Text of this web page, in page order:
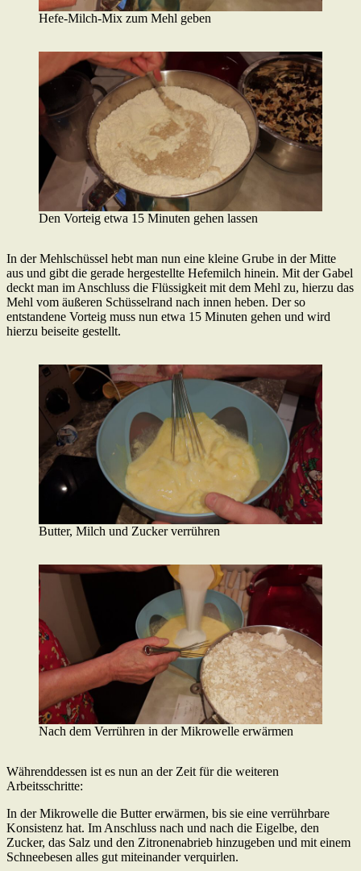
Hefe-Milch-Mix zum Mehl geben
Den Vorteig etwa 15 Minuten gehen lassen
In der Mehlschüssel hebt man nun eine kleine Grube in der Mitte
aus und gibt die gerade hergestellte Hefemilch hinein. Mit der Gabel
deckt man im Anschluss die Flüssigkeit mit dem Mehl zu, hierzu das
Mehl vom äußeren Schüsselrand nach innen heben. Der so
entstandene Vorteig muss nun etwa 15 Minuten gehen und wird
hierzu beiseite gestellt.
Butter, Milch und Zucker verrühren
Nach dem Verrühren in der Mikrowelle erwärmen
Währenddessen ist es nun an der Zeit für die weiteren
Arbeitsschritte:
In der Mikrowelle die Butter erwärmen, bis sie eine verrührbare
Konsistenz hat. Im Anschluss nach und nach die Eigelbe, den
Zucker, das Salz und den Zitronenabrieb hinzugeben und mit einem
Schneebesen alles gut miteinander verquirlen.